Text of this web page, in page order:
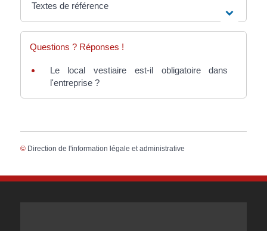
Textes de référence
Questions ? Réponses !
Le local vestiaire est-il obligatoire dans
l'entreprise ?
© Direction de l'information légale et administrative